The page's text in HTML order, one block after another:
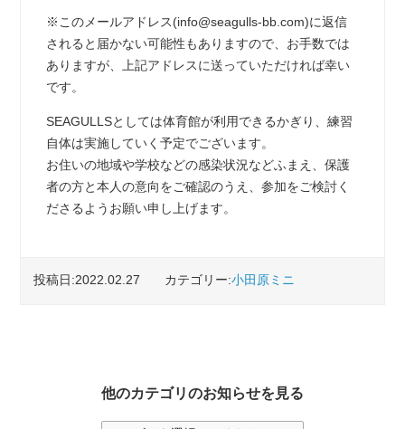
※このメールアドレス(info@seagulls-bb.com)に返信
されると届かない可能性もありますので、お手数では
ありますが、上記アドレスに送っていただければ幸い
です。
SEAGULLSとしては体育館が利用できるかぎり、練習
自体は実施していく予定でございます。
お住いの地域や学校などの感染状況などふまえ、保護
者の方と本人の意向をご確認のうえ、参加をご検討く
ださるようお願い申し上げます。
投稿日:2022.02.27 カテゴリー:小田原ミニ
他のカテゴリのお知らせを見る